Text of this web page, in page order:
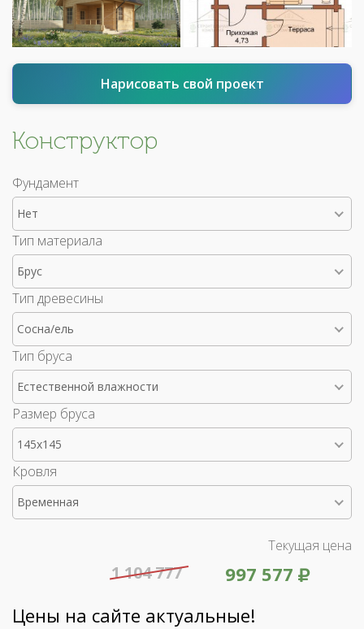
Нарисовать свой проект
Конструктор
Фундамент
Нет
Тип материала
Брус
Тип древесины
Сосна/ель
Тип бруса
Естественной влажности
Размер бруса
145x145
Кровля
Временная
Текущая цена
997 577
1 104 777
Цены на сайте актуальные!